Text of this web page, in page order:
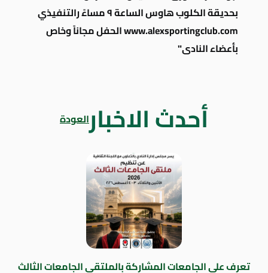
أحدث الاخبارالعودة
تعرف على الجامعات المشاركة بالملتقى الجامعات الثالث